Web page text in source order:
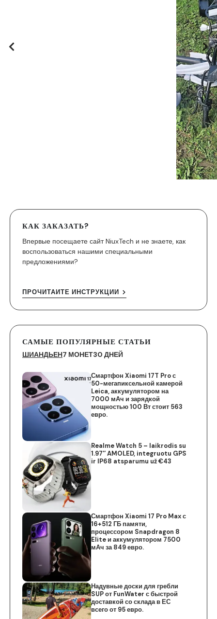
КАК ЗАКАЗАТЬ?
Впервые посещаете сайт NiuxTech и не знаете, как
воспользоваться нашими специальными
предложениями?
ПРОЧИТАЙТЕ ИНСТРУКЦИИ
САМЫЕ ПОПУЛЯРНЫЕ СТАТЬИ
ШИАНДЬЕН7 МОНЕТ30 ДНЕЙ
Смартфон Xiaomi 17T Pro с
50-мегапиксельной камерой
Leica, аккумулятором на
7000 мАч и зарядкой
мощностью 100 Вт стоит 563
евро.
Realme Watch 5 – laikrodis su
1.97″ AMOLED, integruotu GPS
ir IP68 atsparumu už €43
Смартфон Xiaomi 17 Pro Max с
16+512 ГБ памяти,
процессором Snapdragon 8
Elite и аккумулятором 7500
мАч за 849 евро.
Надувные доски для гребли
SUP от FunWater с быстрой
доставкой со склада в ЕС
всего от 95 евро.